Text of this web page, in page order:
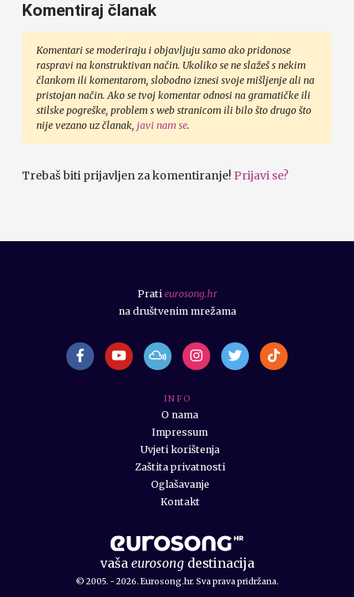
Komentiraj članak
Komentari se moderiraju i objavljuju samo ako pridonose
raspravi na konstruktivan način. Ukoliko se ne slažeš s nekim
člankom ili komentarom, slobodno iznesi svoje mišljenje ali na
pristojan način. Ako se tvoj komentar odnosi na gramatičke ili
stilske pogreške, problem s web stranicom ili bilo što drugo što
nije vezano uz članak, javi nam se.
Trebaš biti prijavljen za komentiranje! Prijavi se?
vaša eurosongdestinacija
© 2005. - 2026. Eurosong.hr. Sva prava pridržana.
I N F O
O nama
Impressum
Uvjeti korištenja
Zaštita privatnosti
Oglašavanje
Kontakt
Prati eurosong.hr
na društvenim mrežama